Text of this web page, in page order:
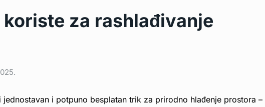
za rashlađivanje
i potpuno besplatan trik za prirodno hlađenje prostora –